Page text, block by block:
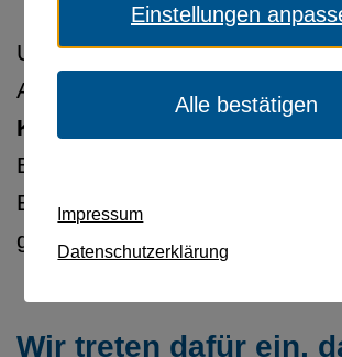
Einstellungen
Alle bestätigen
Impressum
Datenschutzerklärung
Unser Verband ist der
Ansprechpartner für alle
Körperbehinderung
Behinderung spielt keine Rolle.
Betroffenen in ehrenamtlicher
geführt.
Wir treten dafür ein,